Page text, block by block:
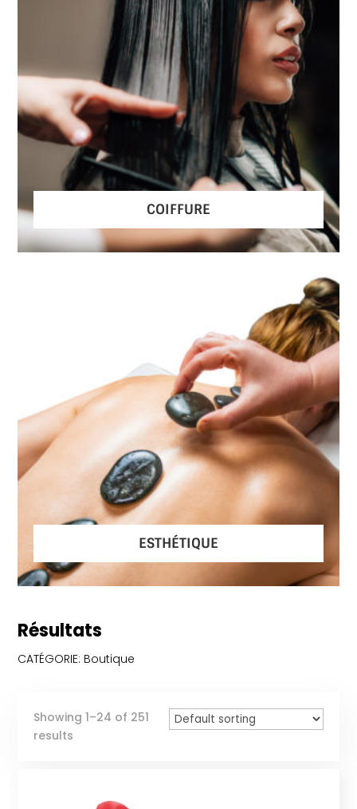
COIFFURE
ESTHÉTIQUE
Résultats
CATÉGORIE: Boutique
Showing 1–24 of 251
results